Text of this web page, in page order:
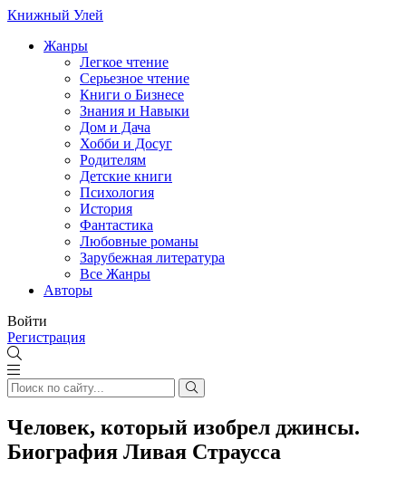
Книжный Улей
Жанры
Легкое чтение
Серьезное чтение
Книги о Бизнесе
Знания и Навыки
Дом и Дача
Хобби и Досуг
Родителям
Детские книги
Психология
История
Фантастика
Любовные романы
Зарубежная литература
Все Жанры
Авторы
Войти
Регистрация
Человек, который изобрел джинсы.
Биография Ливая Страусса